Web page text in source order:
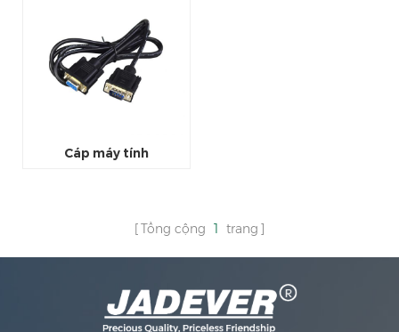
Cáp máy tính
Tổng cộng 1 trang